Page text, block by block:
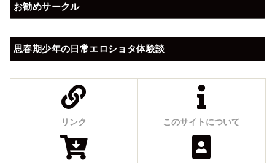
お勧めサークル
思春期少年の日常エロショタ体験談
リンク このサイトについて